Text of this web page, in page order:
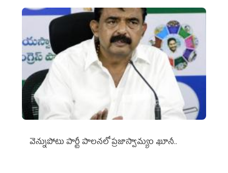
వెన్నుపోటు పార్టీ పాలనలో ప్రజాస్వామ్యం ఖూనీ..